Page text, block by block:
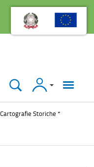
Accedi
Cartografie Storiche *